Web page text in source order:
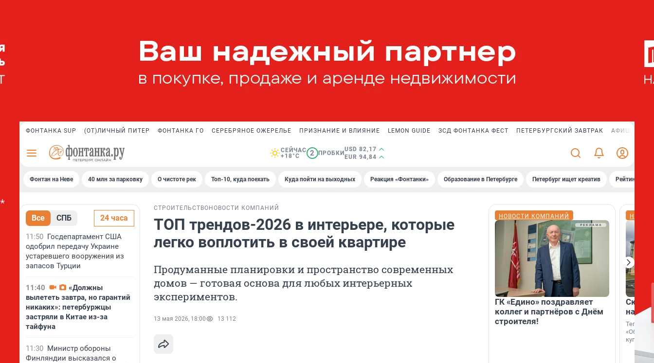
ФОНТАНКА SUP (ОТ)ЛИЧНЫЙ ПИТЕР ФОНТАНКА ГО СЕРЕБРЯНОЕ ОЖЕРЕЛЬЕ ПРИЗНАНИЕ И ВЛИЯНИЕ LEMON GUIDE ЗСД ФОНТАНКА ФЕСТ ПЕТЕРБУРГСКИЙ ЗАВТРАК АФИША PLUS
СЕЙЧАС
+18°C
2 ПРОБКИ
USD 82,17
EUR 94,84
Фонтан на Неве 40 млн за парковку О чистоте рек Топ-10, куда поехать Куда пойти на выходных Реакция «Фонтанки» Образование в Петербурге Петербург ищет креатив Рейтинги
Все СПБ 24 часа
11:50 Госдепартамент США
одобрил передачу Украине
устаревшего вооружения из
запасов Турции
11:40
«Должны
вылететь завтра, но гарантий
никаких»: петербуржцы
застряли в Китае из-за
тайфуна
11:30 Министр обороны
Финляндии высказался о
СТРОИТЕЛЬСТВО НОВОСТИ КОМПАНИЙ
ТОП трендов-2026 в интерьере, которые
легко воплотить в своей квартире
Продуманные планировки и пространство современных
домов — готовая основа для любых интерьерных
экспериментов.
13 мая 2026, 18:00 13 112
НОВОСТИ КОМПАНИЙ
ГК «Едино» поздравляет
коллег и партнёров с Днём
строителя!
на
Теперь
купить